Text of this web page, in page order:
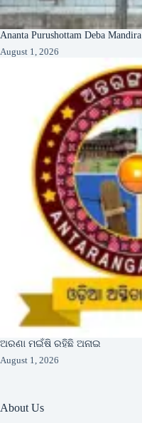
Ananta Purushottam Deba Mandira
August 1, 2026
ଅରଣା ମଇଁଷି ରହିଛି ଅନାଇ
August 1, 2026
About Us